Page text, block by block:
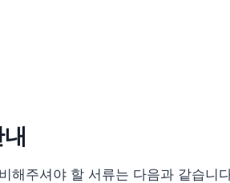
해주셔야 할 서류는 다음과 같습니